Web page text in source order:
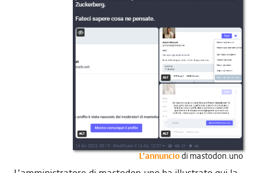
L’annunciodi mastodon.uno